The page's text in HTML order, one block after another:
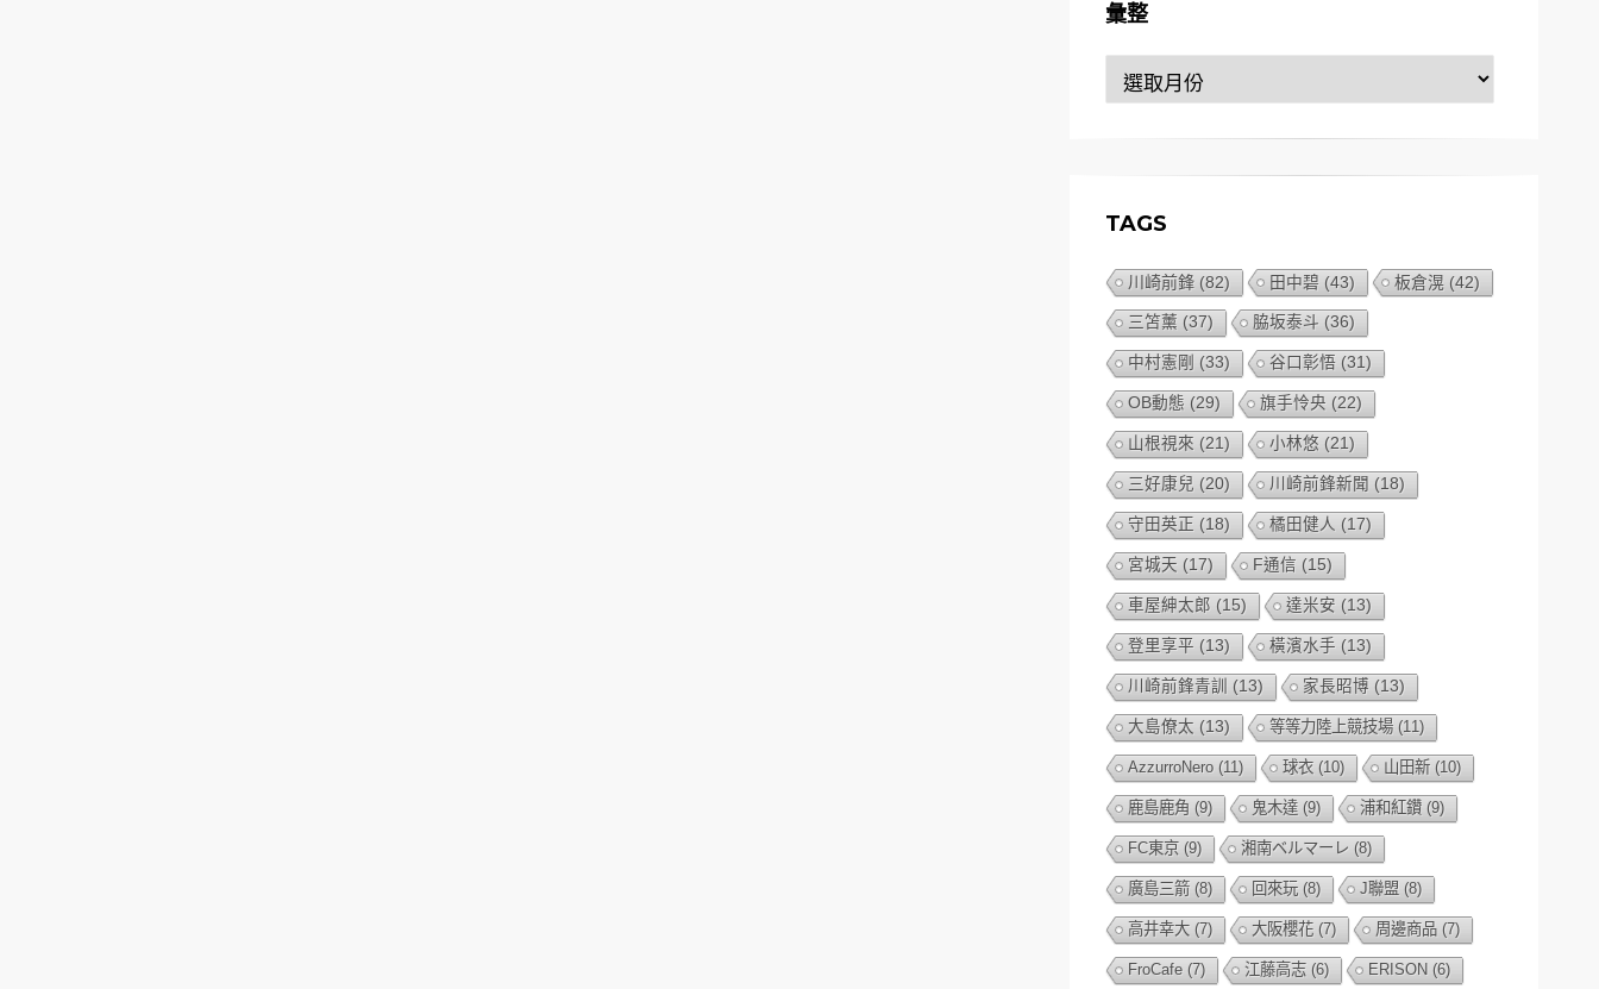
彙整
彙
整
TAGS
川崎前鋒 (82) 田中碧 (43) 板倉滉 (42)
三笘薰 (37) 脇坂泰斗 (36)
中村憲剛 (33) 谷口彰悟 (31)
OB動態 (29) 旗手怜央 (22)
山根視來 (21) 小林悠 (21)
三好康兒 (20) 川崎前鋒新聞 (18)
守田英正 (18) 橘田健人 (17)
宮城天 (17) F通信 (15)
車屋紳太郎 (15) 達米安 (13)
登里享平 (13) 橫濱水手 (13)
川崎前鋒青訓 (13) 家長昭博 (13)
大島僚太 (13) 等等力陸上競技場 (11)
AzzurroNero (11) 球衣 (10) 山田新 (10)
鹿島鹿角 (9) 鬼木達 (9) 浦和紅鑽 (9)
FC東京 (9) 湘南ベルマーレ (8)
廣島三箭 (8) 回來玩 (8) J聯盟 (8)
高井幸大 (7) 大阪櫻花 (7) 周邊商品 (7)
FroCafe (7) 江藤高志 (6) ERISON (6)